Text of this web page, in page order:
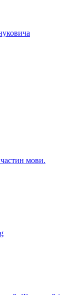
частин мови.